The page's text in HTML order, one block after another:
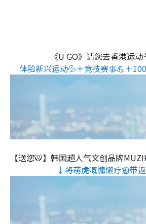
《U GO》请您去香港运动
体验新兴运动💦＋竞技赛事💪＋
【送您🐯】韩国超人气文创品牌
↓将萌虎嘅慵懒疗愈带